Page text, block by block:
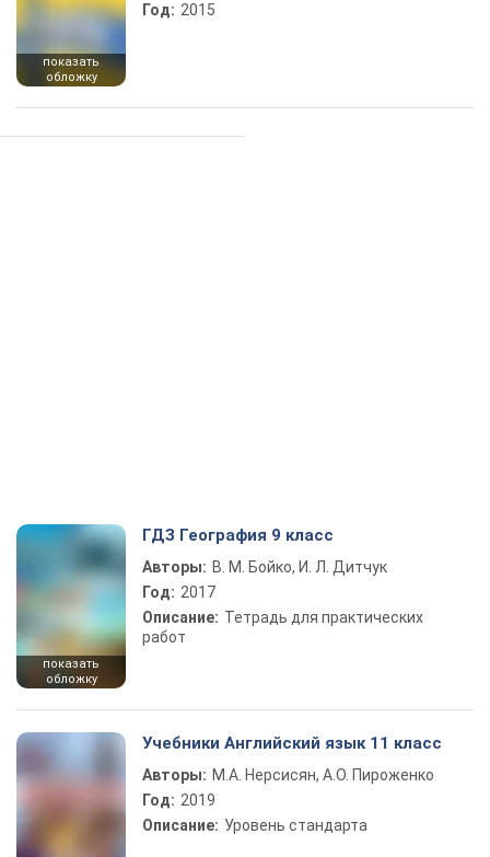
показать
обложку
Год: 2015
показать
обложку
ГДЗ География 9 класс
Авторы: В. М. Бойко, И. Л. Дитчук
Год: 2017
Описание: Тетрадь для практических
работ
Учебники Английский язык 11 класс
Авторы: М.А. Нерсисян, А.О. Пироженко
Год: 2019
Описание: Уровень стандарта